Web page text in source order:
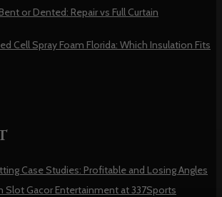
or Dented: Repair vs Full Curtain
Cell Spray Foam Florida: Which Insulation Fits
Case Studies: Profitable and Losing Angles
Slot Gacor Entertainment at 337Sports